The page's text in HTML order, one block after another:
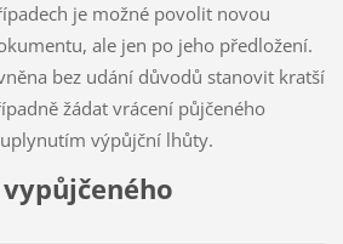
je možné povolit novou
ale jen po jeho předložení.
bez udání důvodů stanovit kratší
žádat vrácení půjčeného
výpůjční lhůty.